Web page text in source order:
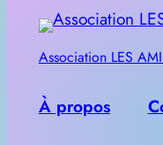
Association LES
À propos